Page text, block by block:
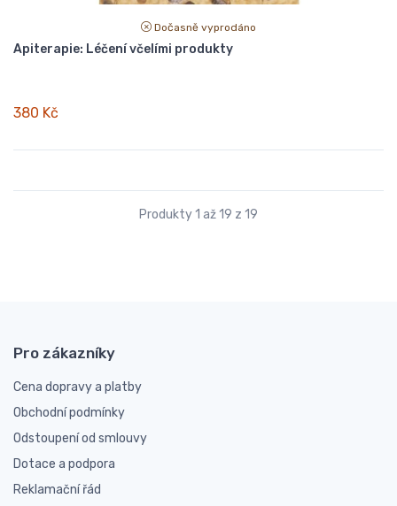
Dočasně vyprodáno
Apiterapie: Léčení včelími produkty
380 Kč
Produkty 1 až 19 z 19
Pro zákazníky
Cena dopravy a platby
Obchodní podmínky
Odstoupení od smlouvy
Dotace a podpora
Reklamační řád